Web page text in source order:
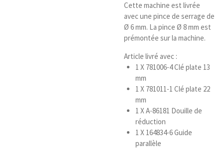
Cette machine est livrée
avec une pince de serrage de
Ø 6 mm. La pince Ø 8 mm est
prémontée sur la machine.
Article livré avec :
1 X 781006-4 Clé plate 13
mm
1 X 781011-1 Clé plate 22
mm
1 X A-86181 Douille de
réduction
1 X 164834-6 Guide
parallèle